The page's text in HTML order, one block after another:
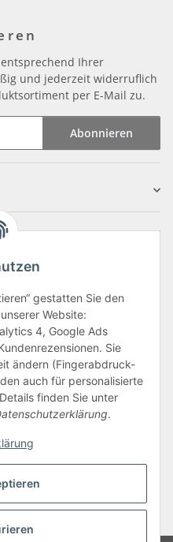
gestatten Sie den
Website:
4, Google Ads
Sie
ändern (Fingerabdruck-
auch für personalisierte
finden Sie unter
.
Ihrer
und jederzeit widerruflich
per E-Mail zu.
Abonnieren